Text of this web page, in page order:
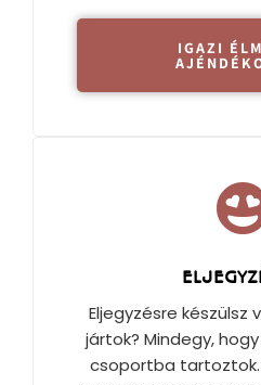
IGAZI
Eljegyzésre készülsz
jártok? Mindegy,
csoportba tartoztok.